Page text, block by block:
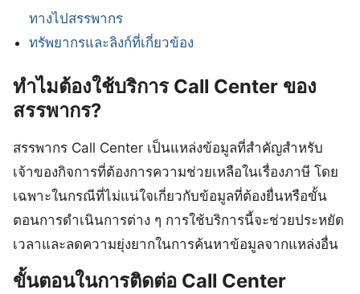
ทางไปสรรพากร
ทรัพยากรและลิงก์ที่เกี่ยวข้อง
ทำไมต้องใช้บริการ Call Center ของ
สรรพากร?
สรรพากร Call Center เป็นแหล่งข้อมูลที่สำคัญสำหรับ
เจ้าของกิจการที่ต้องการความช่วยเหลือในเรื่องภาษี โดย
เฉพาะในกรณีที่ไม่แน่ใจเกี่ยวกับข้อมูลที่ต้องยื่นหรือขั้น
ตอนการดำเนินการต่าง ๆ การใช้บริการนี้จะช่วยประหยัด
เวลาและลดความยุ่งยากในการค้นหาข้อมูลจากแหล่งอื่น
ขั้นตอนในการติดต่อ Call Center